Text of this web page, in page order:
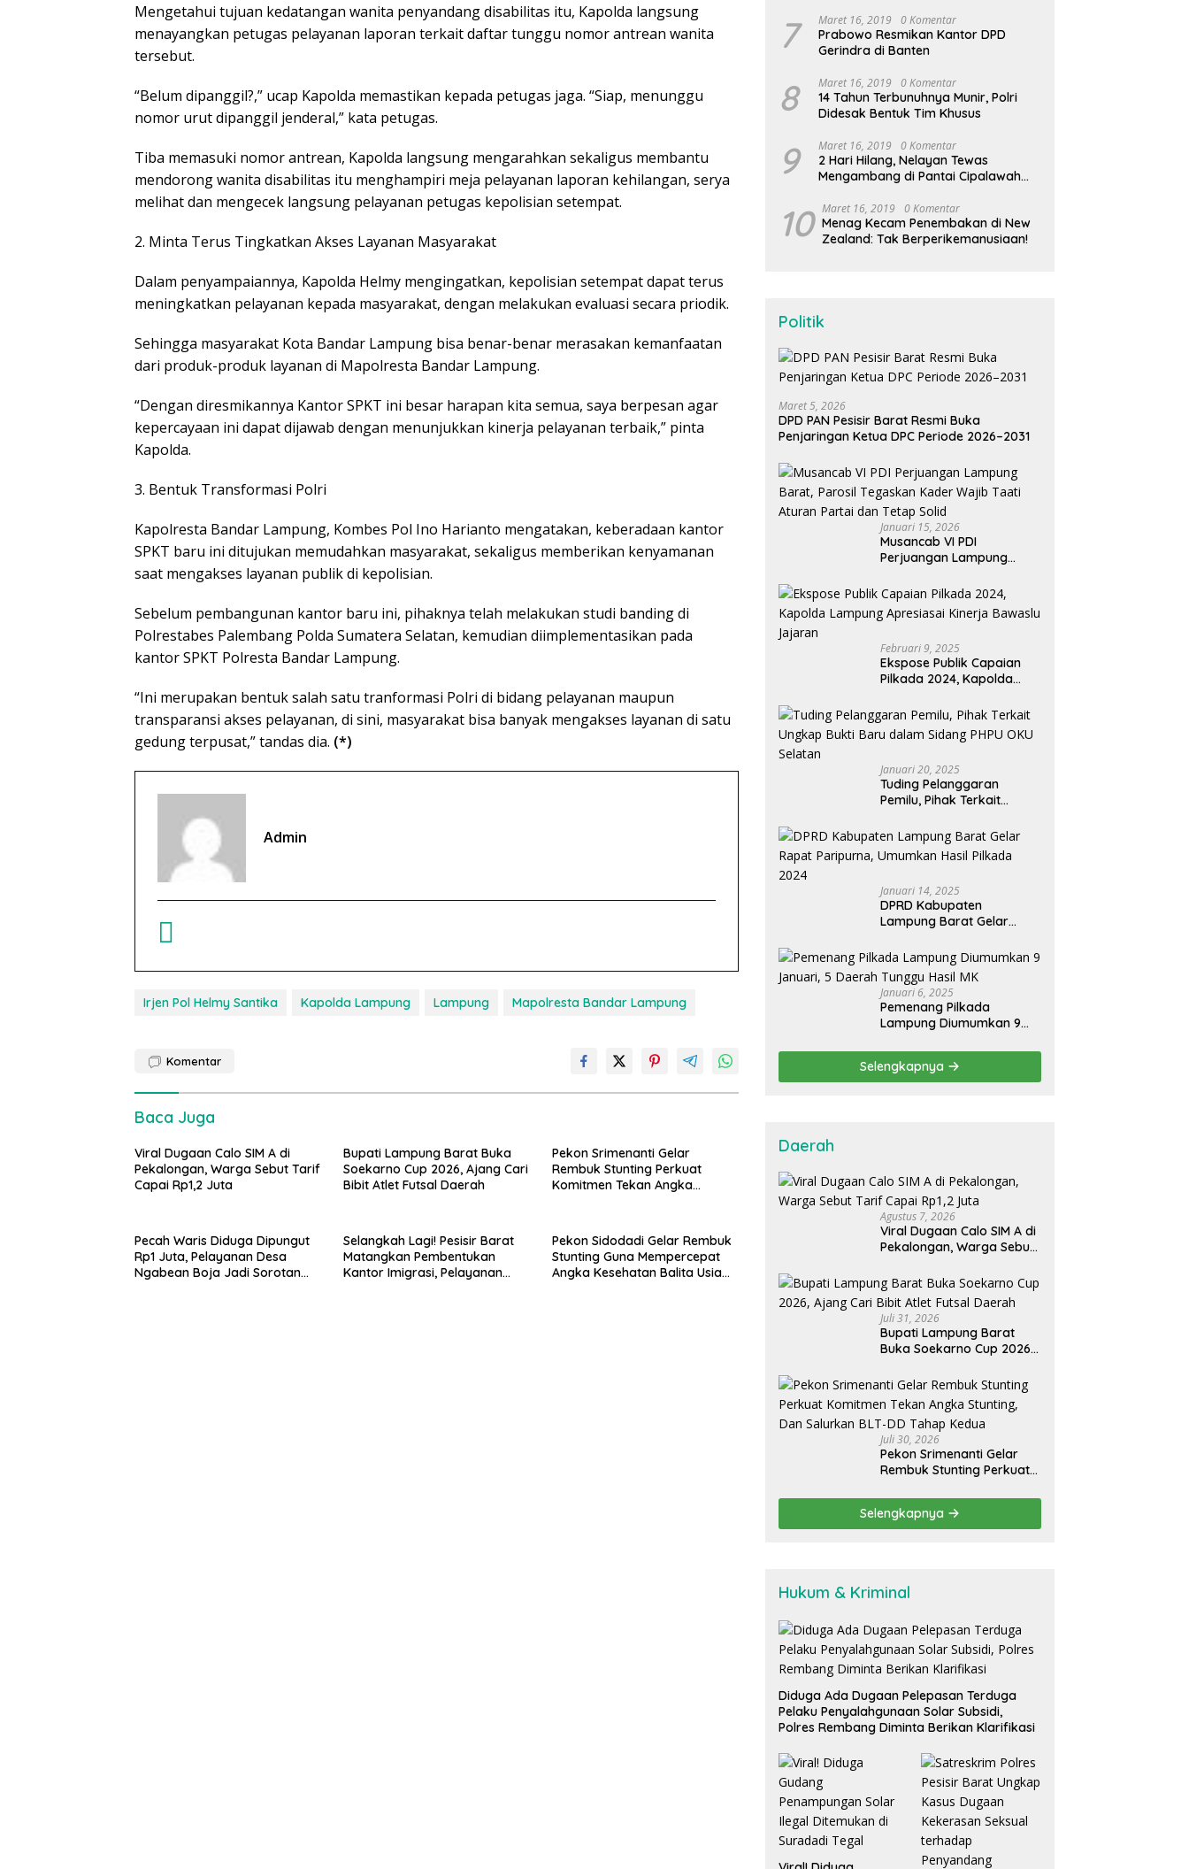
Mengetahui tujuan kedatangan wanita penyandang disabilitas itu, Kapolda langsung
menayangkan petugas pelayanan laporan terkait daftar tunggu nomor antrean wanita
tersebut.
“Belum dipanggil?,” ucap Kapolda memastikan kepada petugas jaga. “Siap, menunggu
nomor urut dipanggil jenderal,” kata petugas.
Tiba memasuki nomor antrean, Kapolda langsung mengarahkan sekaligus membantu
mendorong wanita disabilitas itu menghampiri meja pelayanan laporan kehilangan, serya
melihat dan mengecek langsung pelayanan petugas kepolisian setempat.
2. Minta Terus Tingkatkan Akses Layanan Masyarakat
Dalam penyampaiannya, Kapolda Helmy mengingatkan, kepolisian setempat dapat terus
meningkatkan pelayanan kepada masyarakat, dengan melakukan evaluasi secara priodik.
Sehingga masyarakat Kota Bandar Lampung bisa benar-benar merasakan kemanfaatan
dari produk-produk layanan di Mapolresta Bandar Lampung.
“Dengan diresmikannya Kantor SPKT ini besar harapan kita semua, saya berpesan agar
kepercayaan ini dapat dijawab dengan menunjukkan kinerja pelayanan terbaik,” pinta
Kapolda.
3. Bentuk Transformasi Polri
Kapolresta Bandar Lampung, Kombes Pol Ino Harianto mengatakan, keberadaan kantor
SPKT baru ini ditujukan memudahkan masyarakat, sekaligus memberikan kenyamanan
saat mengakses layanan publik di kepolisian.
Sebelum pembangunan kantor baru ini, pihaknya telah melakukan studi banding di
Polrestabes Palembang Polda Sumatera Selatan, kemudian diimplementasikan pada
kantor SPKT Polresta Bandar Lampung.
“Ini merupakan bentuk salah satu tranformasi Polri di bidang pelayanan maupun
transparansi akses pelayanan, di sini, masyarakat bisa banyak mengakses layanan di satu
gedung terpusat,” tandas dia. (*)
Admin
Irjen Pol Helmy Santika Kapolda Lampung Lampung Mapolresta Bandar Lampung
Komentar
Baca Juga
Viral Dugaan Calo SIM A di
Pekalongan, Warga Sebut Tarif
Capai Rp1,2 Juta
Bupati Lampung Barat Buka
Soekarno Cup 2026, Ajang Cari
Bibit Atlet Futsal Daerah
Pekon Srimenanti Gelar
Rembuk Stunting Perkuat
Komitmen Tekan Angka
Pecah Waris Diduga Dipungut
Rp1 Juta, Pelayanan Desa
Ngabean Boja Jadi Sorotan
Selangkah Lagi! Pesisir Barat
Matangkan Pembentukan
Kantor Imigrasi, Pelayanan
Pekon Sidodadi Gelar Rembuk
Stunting Guna Mempercepat
Angka Kesehatan Balita Usia
7 Maret 16, 2019 0 Komentar
Prabowo Resmikan Kantor DPD
Gerindra di Banten
8 Maret 16, 2019 0 Komentar
14 Tahun Terbunuhnya Munir, Polri
Didesak Bentuk Tim Khusus
9 Maret 16, 2019 0 Komentar
2 Hari Hilang, Nelayan Tewas
Mengambang di Pantai Cipalawah
10 Maret 16, 2019 0 Komentar
Menag Kecam Penembakan di New
Zealand: Tak Berperikemanusiaan!
Politik
Maret 5, 2026
DPD PAN Pesisir Barat Resmi Buka
Penjaringan Ketua DPC Periode 2026–2031
Januari 15, 2026
Musancab VI PDI
Perjuangan Lampung
Kader Wajib Taati Aturan
Partai dan Tetap Solid
Februari 9, 2025
Ekspose Publik Capaian
Pilkada 2024, Kapolda
Kinerja Bawaslu Jajaran
Januari 20, 2025
Tuding Pelanggaran
Pemilu, Pihak Terkait
Sidang PHPU OKU Selatan
Januari 14, 2025
DPRD Kabupaten
Lampung Barat Gelar
Umumkan Hasil Pilkada
2024
Januari 6, 2025
Pemenang Pilkada
Lampung Diumumkan 9
Hasil MK
Selengkapnya
Daerah
Agustus 7, 2026
Viral Dugaan Calo SIM A di
Pekalongan, Warga Sebut
Juli 31, 2026
Bupati Lampung Barat
Buka Soekarno Cup 2026,
Daerah
Juli 30, 2026
Pekon Srimenanti Gelar
Rembuk Stunting Perkuat
Stunting, Dan Salurkan
BLT-DD Tahap Kedua
Selengkapnya
Hukum & Kriminal
Diduga Ada Dugaan Pelepasan Terduga
Pelaku Penyalahgunaan Solar Subsidi,
Polres Rembang Diminta Berikan Klarifikasi